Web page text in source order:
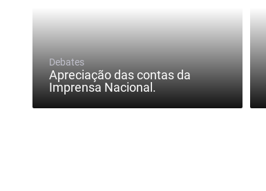
Debates
Apreciação das contas da
Imprensa Nacional.